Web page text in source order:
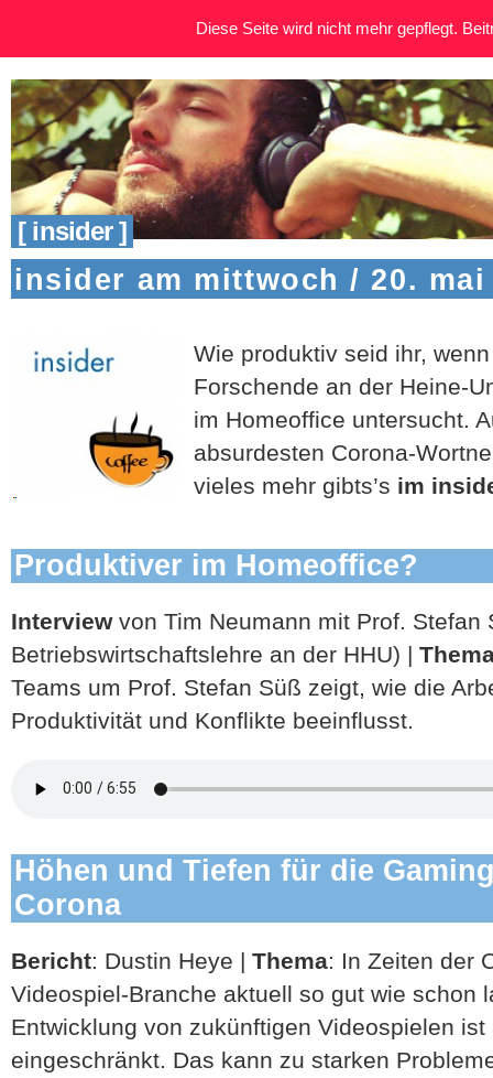
[ insider ]
insider am mittwoch / 20. mai
Wie produktiv seid ihr,
Forschende an der Heine-
im Homeoffice untersucht.
absurdesten Corona-
vieles mehr gibts’s im
Produktiver im Homeoffice?
Interview von Tim Neumann mit Prof. Stefan
Betriebswirtschaftslehre an der HHU) |
Teams um Prof. Stefan Süß zeigt, wie die
Produktivität und Konflikte beeinflusst.
Höhen und Tiefen für die
Corona
Bericht: Dustin Heye | Thema: In Zeiten der
Videospiel-Branche aktuell so gut wie schon
Entwicklung von zukünftigen Videospielen
eingeschränkt. Das kann zu starken
Diese Seite wird nicht mehr gepflegt.